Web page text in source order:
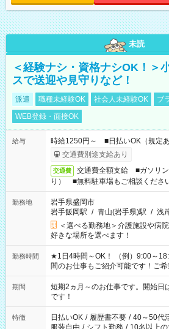
未読
＜経験ナシ・資格ナシOK！＞
スで送迎や見守りなど！
派遣 職種未経験OK 社会人未経験OK
ブ
WEB登録・面接OK
給与
時給1250円～ ■日払いOK（規定あ
交通費別途支給あり
交通費
交通費全額支給 ■ガソリ
り） ■無料駐車場もご相談くださ
勤務地
岩手県盛岡市
岩手飯岡駅 / 青山(岩手県)駅 / 浅
＜選べる勤務地＞介護施設や
好きな場所を選べます！
勤務時間
★1日4時間～OK！ （例）9:00～
間のお仕事もご紹介可能です！ご
家庭の都合でお休みが必要な場合
※週最低15時間以上の勤務が必要
期間
短期2ヵ月～のお仕事です。開始
です！
特徴 日払いOK / 履歴書不要 / 40～50代
服装自由 / シフト勤務 / 10名以上